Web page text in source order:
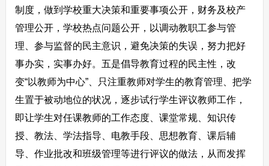
制度，做到学校重大决策和重要事项公开，财务及校产
管理公开，学校热点问题公开，以调动教职工参与管
理、参与监督的民主意识，避免决策的失误，努力把好
事办实，实事办好。五是倡导教育过程的民主性，改
变“以教师为中心”、只注重教师对学生的教育管理、把学
生置于被动地位的状况，逐步试行学生评议教师工作，
即让学生对任课教师的工作态度、课堂常规、知识传
授、教法、学法指导、电教手段、思想教育、课后辅
导、作业批改和班级管理等进行评议的做法，从而发挥